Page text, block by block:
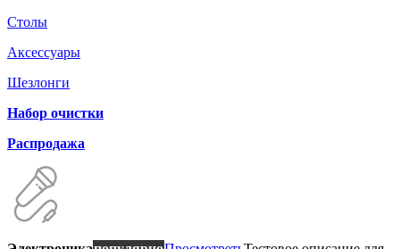
Столы
Аксессуары
Шезлонги
Набор очистки
Распродажа